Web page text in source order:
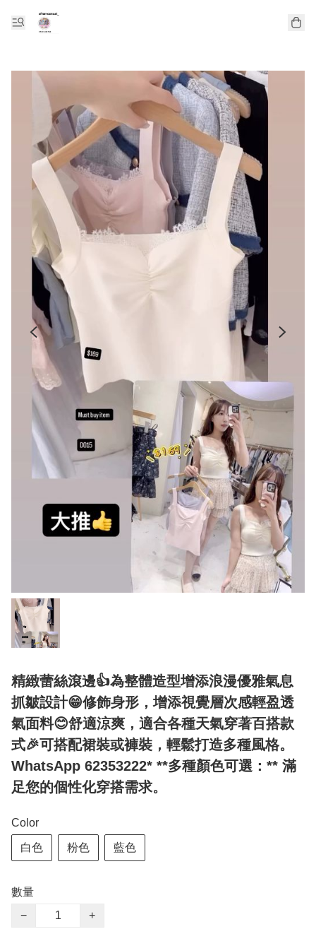
精緻蕾絲滾邊👍為整體造型增添浪漫優雅氣息
抓皺設計😁修飾身形，增添視覺層次感輕盈透
氣面料😊舒適涼爽，適合各種天氣穿著百搭款
式🎉可搭配裙裝或褲裝，輕鬆打造多種風格。
WhatsApp 62353222* **多種顏色可選：** 滿
足您的個性化穿搭需求。
Color
白色 粉色 藍色
數量
−
+